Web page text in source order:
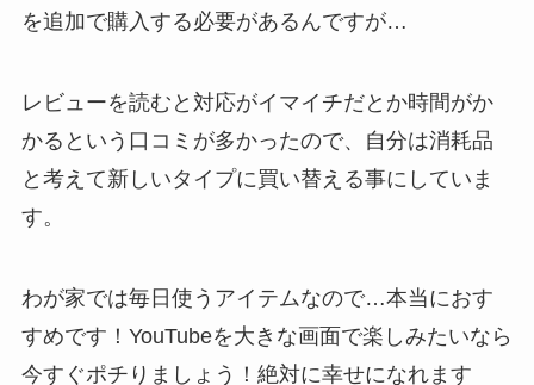
を追加で購入する必要があるんですが…
レビューを読むと対応がイマイチだとか時間がか
かるという口コミが多かったので、自分は消耗品
と考えて新しいタイプに買い替える事にしていま
す。
わが家では毎日使うアイテムなので…本当におす
すめです！YouTubeを大きな画面で楽しみたいなら
今すぐポチりましょう！絶対に幸せになれます